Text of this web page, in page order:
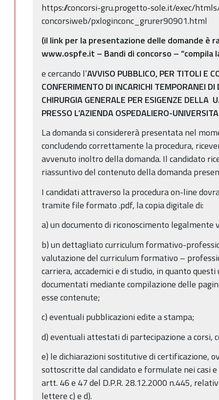
https://concorsi-gru.progetto-sole.it/exec/
concorsiweb/pxloginconc_grurer90901.html
(il link per la presentazione delle domande è
www.ospfe.it – Bandi di concorso – “compila
e cercando l’AVVISO PUBBLICO, PER TITOLI E
CONFERIMENTO DI INCARICHI TEMPORANEI
CHIRURGIA GENERALE PER ESIGENZE DELLA
PRESSO L’AZIENDA OSPEDALIERO-
La domanda si considererà presentata nel
concludendo correttamente la procedura,
avvenuto inoltro della domanda. Il candidato
riassuntivo del contenuto della domanda
I candidati attraverso la procedura on-line
tramite file formato .pdf, la copia digitale di:
a) un documento di riconoscimento legalmente
b) un dettagliato curriculum formativo-
valutazione del curriculum formativo –
carriera, accademici e di studio, in quanto
documentati mediante compilazione delle
esse contenute;
c) eventuali pubblicazioni edite a stampa;
d) eventuali attestati di partecipazione a corsi,
e) le dichiarazioni sostitutive di certificazione,
sottoscritte dal candidato e formulate nei casi
artt. 46 e 47 del D.P.R. 28.12.2000 n.445,
lettere c) e d).